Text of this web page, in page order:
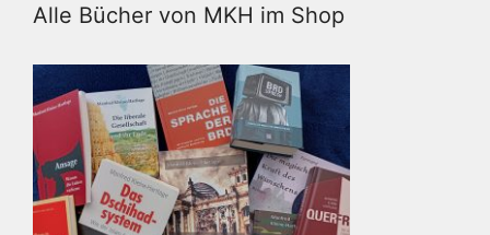
Alle Bücher von MKH im Shop